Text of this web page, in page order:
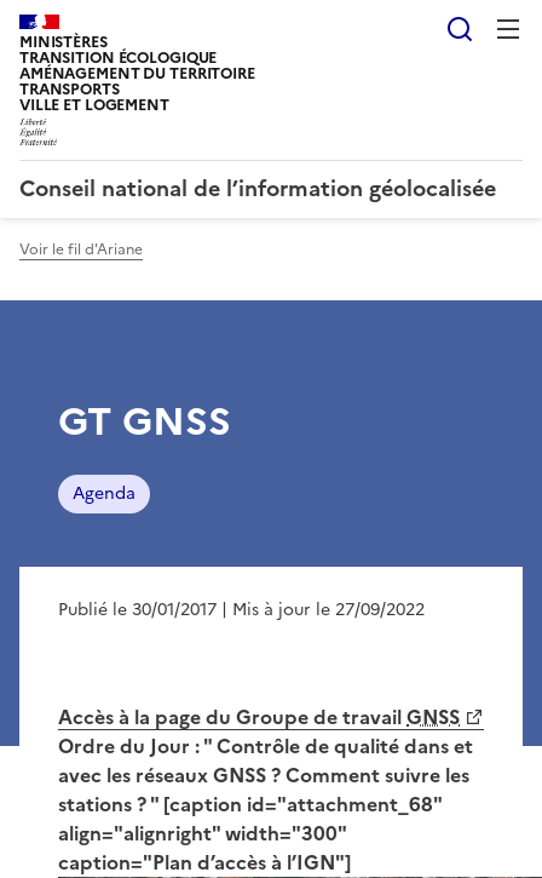
MINISTÈRES
TRANSITION ÉCOLOGIQUE
AMÉNAGEMENT DU TERRITOIRE
TRANSPORTS
VILLE ET LOGEMENT
Conseil national de l’information géolocalisée
Voir le fil d'Ariane
GT GNSS
Agenda
Publié le 30/01/2017 | Mis à jour le 27/09/2022
Accès à la page du Groupe de travailGNSS
Ordre du Jour : " Contrôle de qualité dans et
avec les réseaux GNSS ? Comment suivre les
stations ? " [caption id="attachment_68"
align="alignright" width="300"
caption="Plan d’accès à l’IGN"]